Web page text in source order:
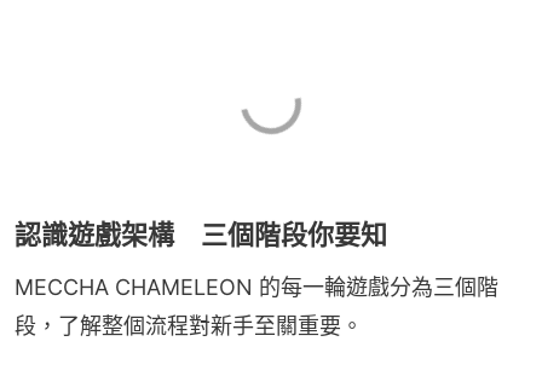
認識遊戲架構 三個階段你要知
MECCHA CHAMELEON 的每一輪遊戲分為三個階
段，了解整個流程對新手至關重要。